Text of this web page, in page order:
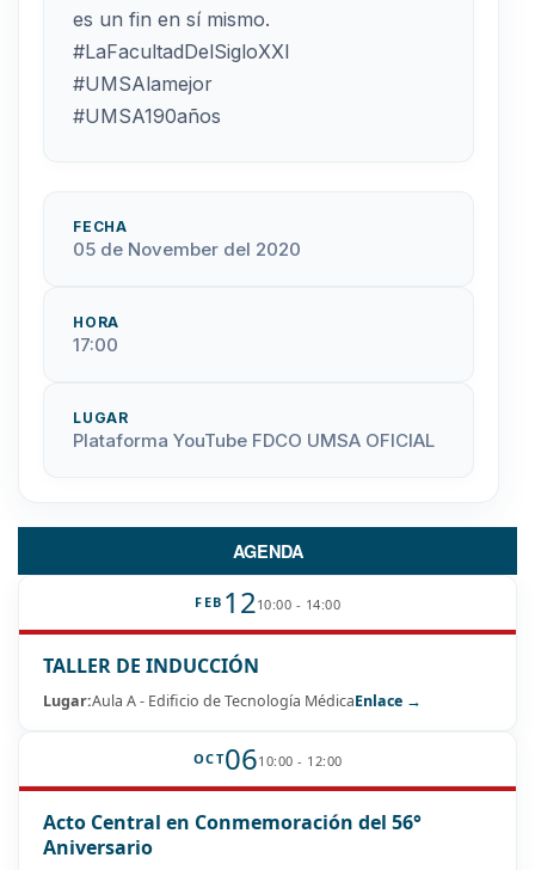
es un fin en sí mismo.
#LaFacultadDelSigloXXI
#UMSAlamejor
#UMSA190años
FECHA
05 de November del 2020
HORA
17:00
LUGAR
Plataforma YouTube FDCO UMSA OFICIAL
AGENDA
FEB 1210:00 - 14:00
TALLER DE INDUCCIÓN
Lugar:Aula A - Edificio de Tecnología MédicaEnlace →
OCT0610:00 - 12:00
Acto Central en Conmemoración del 56°
Aniversario